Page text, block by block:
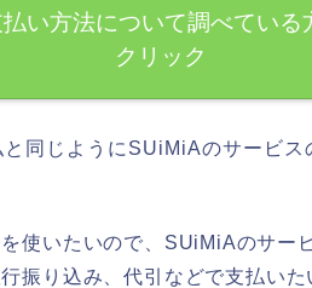
い方法について調べている
クリック
同じようにSUiMiAのサービ
使いたいので、SUiMiAのサー
振り込み、代引などで支払い